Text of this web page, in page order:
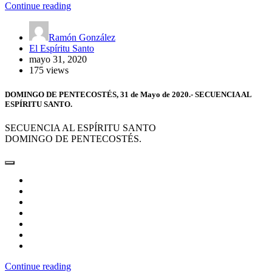
Continue reading
Ramón González
El Espíritu Santo
mayo 31, 2020
175 views
DOMINGO DE PENTECOSTÉS, 31 de Mayo de 2020.- SECUENCIA AL
ESPÍRITU SANTO.
SECUENCIA AL ESPÍRITU SANTO
DOMINGO DE PENTECOSTÉS.
Continue reading